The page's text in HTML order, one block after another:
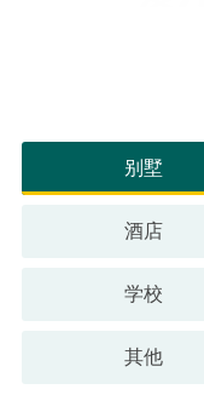
别墅
酒店
学校
其他